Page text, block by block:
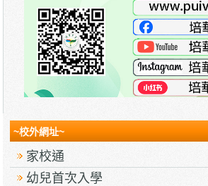
~校外網址~
家校通
幼兒首次入學